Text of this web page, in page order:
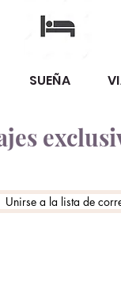
SUEÑA
Unirse a la lista de